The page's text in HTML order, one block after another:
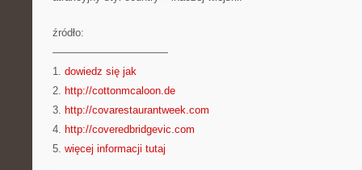
źródło:
———————————
1. dowiedz się jak
2. http://cottonmcaloon.de
3. http://covarestaurantweek.com
4. http://coveredbridgevic.com
5. więcej informacji tutaj